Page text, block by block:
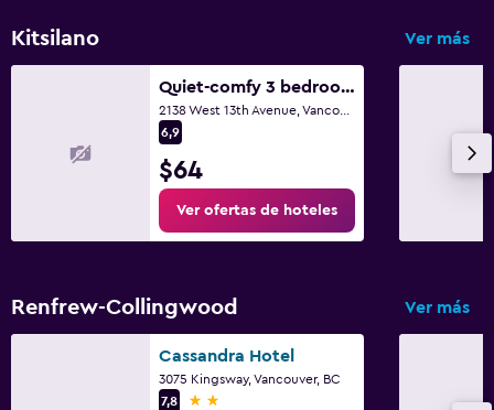
Kitsilano Ver más
Quiet-comfy 3 bedroom house on a tree lined street in Kitsilano
6,9
$64
Ver ofertas de hoteles
Renfrew-Collingwood Ver más
Cassandra Hotel
3075 Kingsway, Vancouver, BC
7,8
2 estrellas